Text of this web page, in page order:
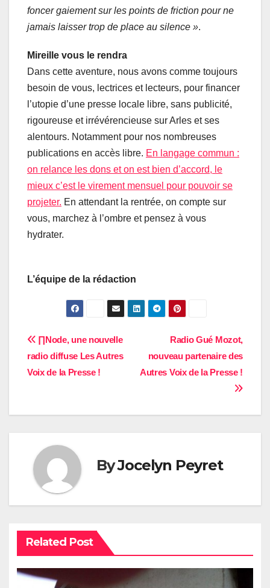
foncer gaiement sur les points de friction pour ne
jamais laisser trop de place au silence ».
Mireille vous le rendra
Dans cette aventure, nous avons comme toujours
besoin de vous, lectrices et lecteurs, pour financer
l’utopie d’une presse locale libre, sans publicité,
rigoureuse et irrévérencieuse sur Arles et ses
alentours. Notamment pour nos nombreuses
publications en accès libre. En langage commun :
on relance les dons et on est bien d’accord, le
mieux c’est le virement mensuel pour pouvoir se
projeter. En attendant la rentrée, on compte sur
vous, marchez à l’ombre et pensez à vous
hydrater.
L’équipe de la rédaction
Navigation
de
Radio Gué Mozot,
nouveau partenaire des
Autres Voix de la Presse !
∏Node, une nouvelle
radio diffuse Les Autres
Voix de la Presse !
ByJocelyn Peyret
Related Post